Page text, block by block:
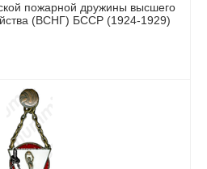
пожарной дружины высшего
(ВСНГ) БССР (1924-1929)